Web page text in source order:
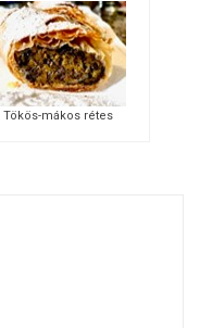
Tökös-mákos rétes